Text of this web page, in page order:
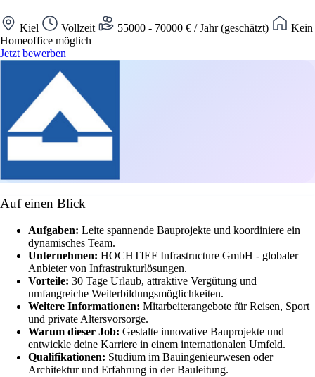
Kiel Vollzeit 55000 - 70000 € / Jahr (geschätzt)
Kein
Homeoffice möglich
Jetzt bewerben
Auf einen Blick
Aufgaben: Leite spannende Bauprojekte und koordiniere ein
dynamisches Team.
Unternehmen: HOCHTIEF Infrastructure GmbH - globaler
Anbieter von Infrastrukturlösungen.
Vorteile: 30 Tage Urlaub, attraktive Vergütung und
umfangreiche Weiterbildungsmöglichkeiten.
Weitere Informationen: Mitarbeiterangebote für Reisen, Sport
und private Altersvorsorge.
Warum dieser Job: Gestalte innovative Bauprojekte und
entwickle deine Karriere in einem internationalen Umfeld.
Qualifikationen: Studium im Bauingenieurwesen oder
Architektur und Erfahrung in der Bauleitung.